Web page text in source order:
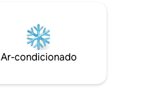
Ar-condicionado